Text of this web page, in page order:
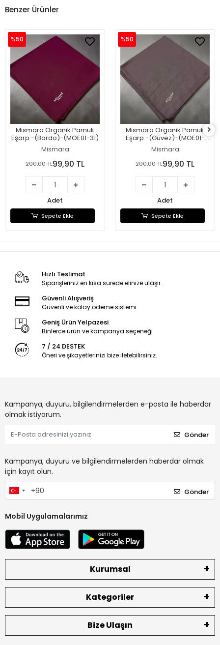
Benzer Ürünler
Mismara Organik Pamuk
Eşarp -(Bordo)-(MOE01-31)
Mismara
%50
200,00 TL99,90 TL
Adet
Sepete Ekle
Mismara Organik Pamuk
Eşarp -(Güvez)-(MOE01-
30)
Mismara
%50
200,00 TL99,90 TL
Adet
Sepete Ekle
Hızlı Teslimat
Siparişleriniz en kısa sürede elinize ulaşır.
Güvenli Alışveriş
Güvenli ve kolay ödeme sistemi
Geniş Ürün Yelpazesi
Binlerce ürün ve kampanya seçeneği
7 / 24 DESTEK
Öneri ve şikayetlerinizi bize iletebilirsiniz.
Kampanya, duyuru, bilgilendirmelerden e-posta ile haberdar
olmak istiyorum.
Gönder
Kampanya, duyuru ve bilgilendirmelerden haberdar olmak
için kayıt olun.
Gönder
Mobil Uygulamalarımız
Kurumsal
Kategoriler
Bize Ulaşın